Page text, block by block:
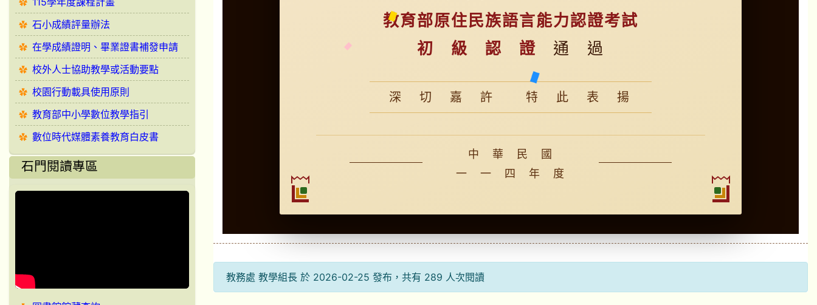
教育部原住民族語言能力認證考試
初 級 認 證 通 過
深 切 嘉 許 特 此 表 揚
中 華 民 國
一 一 四 年 度
教務處 教學組長 於 2026-02-25 發布，共有 289 人次閱讀
石小成績評量辦法
在學成績證明、畢業證書補發申請
校外人士協助教學或活動要點
校園行動載具使用原則
教育部中小學數位教學指引
數位時代媒體素養教育白皮書
石門閱讀專區